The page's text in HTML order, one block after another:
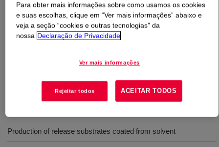
O que éSYL-OFF™ 7792 Fluorosilicone Release
Coating?
It has an addition curing system, lower and stable
silicone pressure sensitive adhesive films on the release
Production of release substrates coated from solvent
Para obter mais informações sobre como usamos os cookies
e suas escolhas, clique em “Ver mais informações” abaixo e
veja a seção “cookies e outras tecnologias” da
nossa Declaração de Privacidade
Ver mais informações
Rejeitar todos ACEITAR TODOS